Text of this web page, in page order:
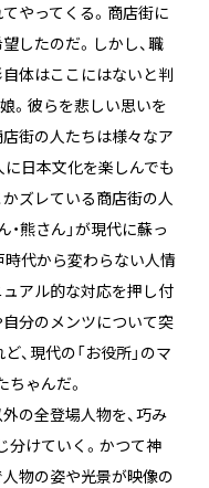
やってくる。商店街に
したのだ。しかし、職
自体はここにはないと判
。彼らを悲しい思いを
街の人たちは様々なア
日本文化を楽しんでも
ズレている商店街の人
・熊さん」が現代に蘇っ
代から変わらない人情
アル的な対応を押し付
分のメンツについて突
、現代の「お役所」のマ
ゃんだ。
の全登場人物を、巧み
分けていく。かつて神
物の姿や光景が映像の